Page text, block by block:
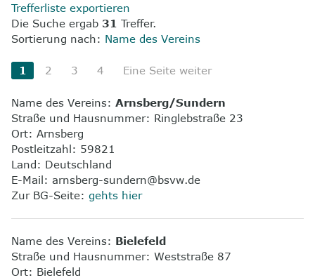
Trefferliste exportieren
Die Suche ergab 31 Treffer.
Sortierung nach: Name des Vereins
1 2 3 4 Eine Seite weiter
Name des Vereins:Arnsberg/Sundern
Straße und Hausnummer: Ringlebstraße 23
Ort: Arnsberg
Postleitzahl: 59821
Land: Deutschland
E-Mail: arnsberg-sundern@bsvw.de
Zur BG-Seite:gehts hier
Name des Vereins: Bielefeld
Straße und Hausnummer: Weststraße 87
Ort: Bielefeld